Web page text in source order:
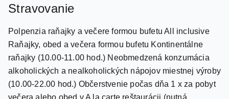
Stravovanie
Polpenzia raňajky a večere formou bufetu All inclusive
Raňajky, obed a večera formou bufetu Kontinentálne
raňajky (10.00-11.00 hod.) Neobmedzená konzumácia
alkoholických a nealkoholických nápojov miestnej výroby
(10.00-22.00 hod.) Občerstvenie počas dňa 1 x za pobyt
večera alebo obed v A la carte reštaurácii (nutná